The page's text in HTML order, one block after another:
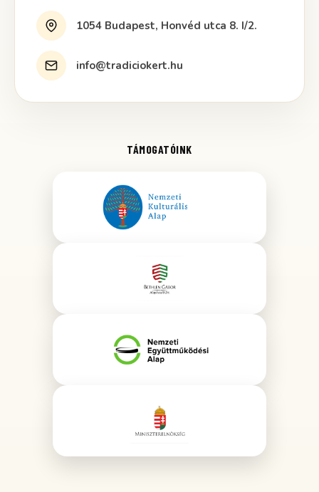
1054 Budapest, Honvéd utca 8. I/2.
info@tradiciokert.hu
TÁMOGATÓINK